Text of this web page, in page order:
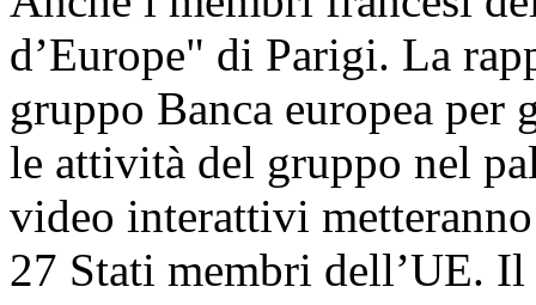
d’Europe" di Parigi. La
gruppo Banca europea
le attività del gruppo nel
video interattivi
27 Stati membri dell’UE.